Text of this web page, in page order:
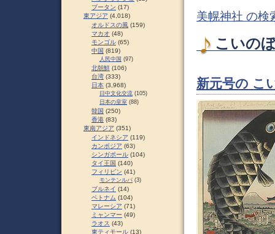
美幌神社 の検
こいの
新元号の こ
ブータン (17)
東アジア (4,018)
オルドスの風 (159)
マカオ (48)
モンゴル (65)
中国 (819)
人民中国 (97)
北朝鮮 (106)
台湾 (333)
日本 (3,968)
日中文化交流 (105)
日本の皇室 (88)
韓国 (250)
香港 (83)
東南アジア (351)
インドネシア (119)
カンボジア (63)
シンガポール (104)
タイ王国 (140)
フィリピン (41)
モンテンルパ (3)
ブルネイ (14)
ベトナム (104)
マレーシア (71)
ミャンマー (49)
ラオス (43)
東ティモール (13)